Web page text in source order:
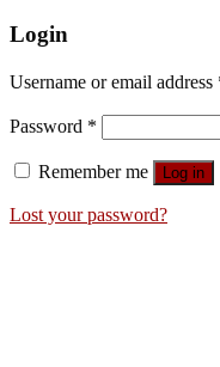
Login
Username or email address
Password *
Remember me Log in
Lost your password?